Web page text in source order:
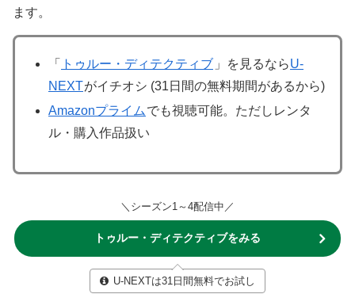
ます。
「 トゥルー・ディテクティブ 」を見るならU-
NEXTがイチオシ (31日間の無料期間があるから)
Amazonプライム でも視聴可能。ただしレンタ
ル・購入作品扱い
＼シーズン1～4配信中／
トゥルー・ディテクティブをみる
U-NEXTは31日間無料でお試し